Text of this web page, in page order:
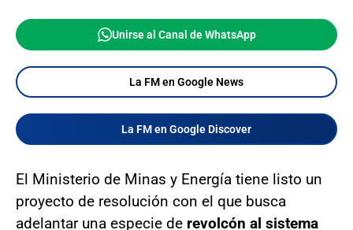
Unirse al Canal de WhatsApp
La FM en Google News
La FM en Google Discover
El Ministerio de Minas y Energía tiene listo un
proyecto de resolución con el que busca
adelantar una especie de revolcón al sistema